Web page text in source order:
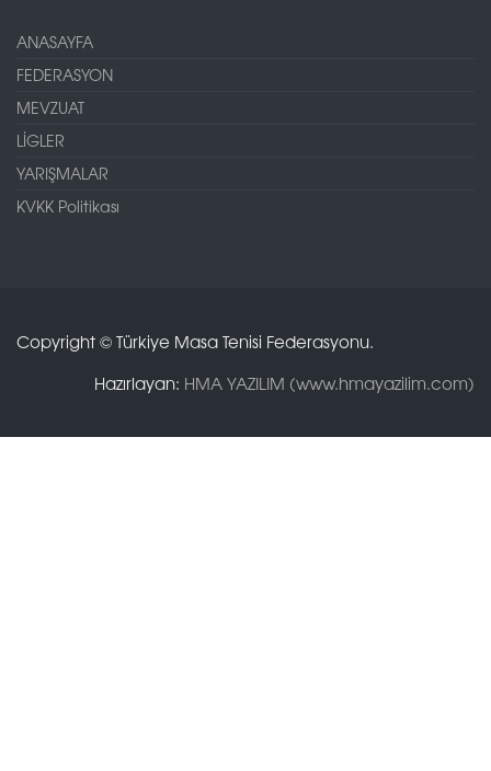
ANASAYFA
FEDERASYON
MEVZUAT
LİGLER
YARIŞMALAR
KVKK Politikası
Copyright © Türkiye Masa Tenisi Federasyonu.
Hazırlayan: HMA YAZILIM (www.hmayazilim.com)